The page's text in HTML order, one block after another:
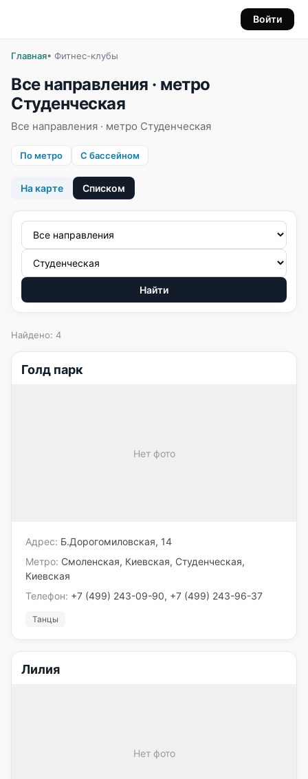
Войти
Главная• Фитнес-клубы
Все направления · метро
Студенческая
Все направления · метро Студенческая
По метро С бассейном
На карте Списком
Найти
Найдено: 4
Голд парк
Нет фото
Адрес: Б.Дорогомиловская, 14
Метро: Смоленская, Киевская, Студенческая,
Киевская
Телефон: +7 (499) 243-09-90, +7 (499) 243-96-37
Танцы
Лилия
Нет фото